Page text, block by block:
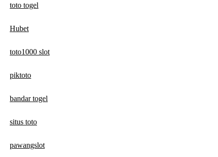
toto togel
Hubet
toto1000 slot
piktoto
bandar togel
situs toto
pawangslot